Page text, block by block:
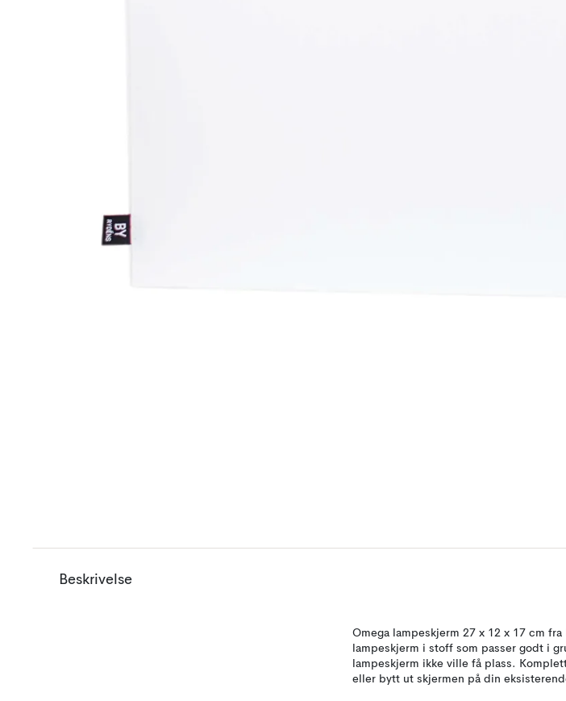
Beskrivelse
Omega lampeskjerm 27 x 12 x 17 cm
lampeskjerm i stoff som passer godt i
lampeskjerm ikke ville få plass.
eller bytt ut skjermen på din